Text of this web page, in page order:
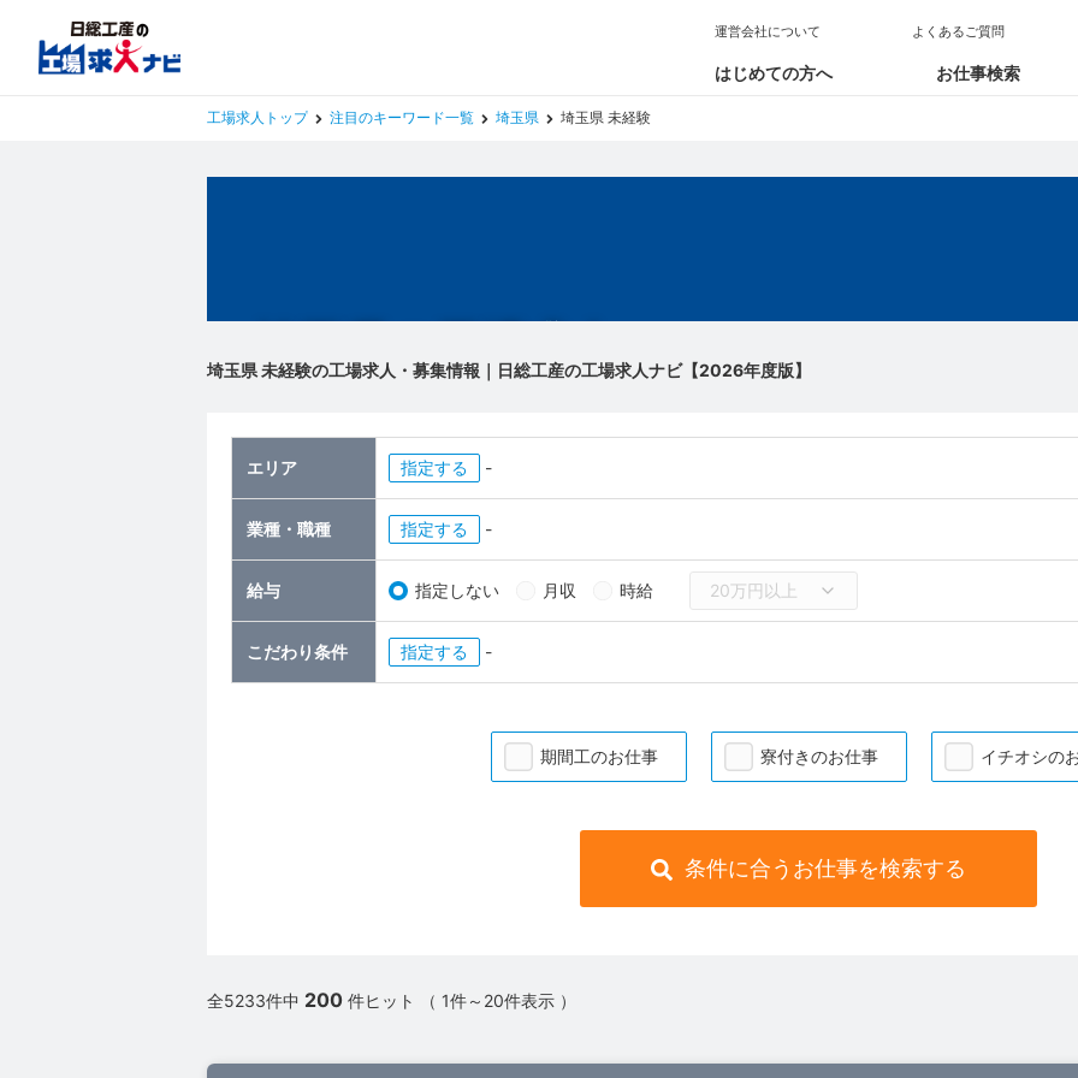
はじめての方へ お仕事検索
運営会社について よくあるご質問
工場求人トップ 注目のキーワード一覧 埼玉県 埼玉県 未経験
埼玉県 未経験の工場求人・募集情報｜日総工産の工場求人ナビ【2026年度版】
エリア 指定 -
業種・職種 指定 -
給与 指定しない 月収 時給
こだわり条件 指定 -
期間工のお仕事 寮付きのお仕事 イチオシの
条件に合うお仕事を検索する
全5233件中 200 件ヒット （ 1件～20件表示 ）